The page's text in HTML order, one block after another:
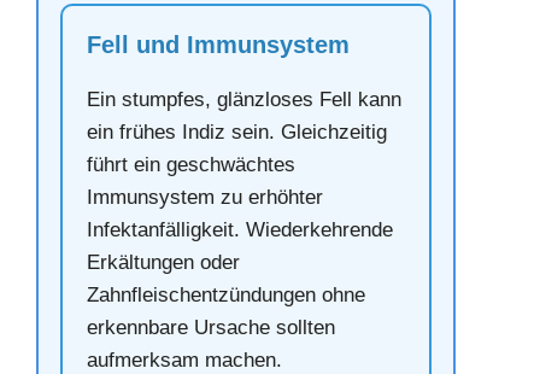
Fell und Immunsystem
Ein stumpfes, glänzloses Fell kann
ein frühes Indiz sein. Gleichzeitig
führt ein geschwächtes
Immunsystem zu erhöhter
Infektanfälligkeit. Wiederkehrende
Erkältungen oder
Zahnfleischentzündungen ohne
erkennbare Ursache sollten
aufmerksam machen.